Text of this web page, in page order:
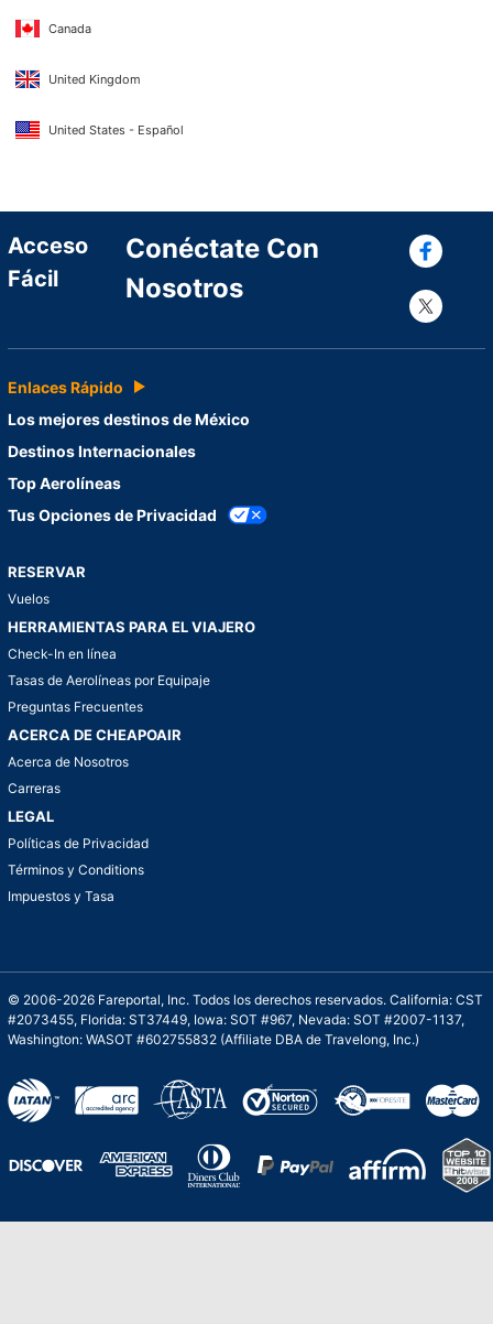
Canada
United Kingdom
United States - Español
Acceso
Fácil
Conéctate Con
Nosotros
Enlaces Rápido
Los mejores destinos de México
Destinos Internacionales
Top Aerolíneas
Tus Opciones de Privacidad
RESERVAR
Vuelos
HERRAMIENTAS PARA EL VIAJERO
Check-In en línea
Tasas de Aerolíneas por Equipaje
Preguntas Frecuentes
ACERCA DE CHEAPOAIR
Acerca de Nosotros
Carreras
LEGAL
Políticas de Privacidad
Términos y Conditions
Impuestos y Tasa
© 2006-2026 Fareportal, Inc. Todos los derechos reservados. California: CST
#2073455, Florida: ST37449, Iowa: SOT #967, Nevada: SOT #2007-1137,
Washington: WASOT #602755832 (Affiliate DBA de Travelong, Inc.)